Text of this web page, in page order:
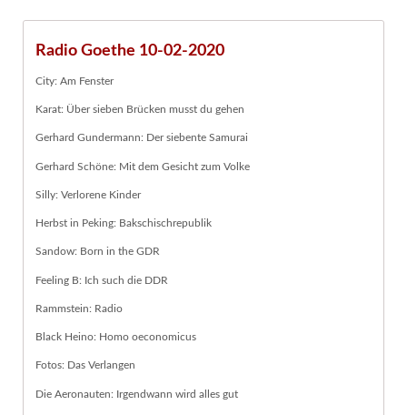
Radio Goethe 10-02-2020
City: Am Fenster
Karat: Über sieben Brücken musst du gehen
Gerhard Gundermann: Der siebente Samurai
Gerhard Schöne: Mit dem Gesicht zum Volke
Silly: Verlorene Kinder
Herbst in Peking: Bakschischrepublik
Sandow: Born in the GDR
Feeling B: Ich such die DDR
Rammstein: Radio
Black Heino: Homo oeconomicus
Fotos: Das Verlangen
Die Aeronauten: Irgendwann wird alles gut